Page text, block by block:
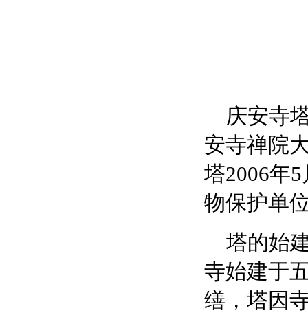
庆安寺
安寺禅院
塔2006年
物保护单
塔的始
寺始建于
缮，塔因